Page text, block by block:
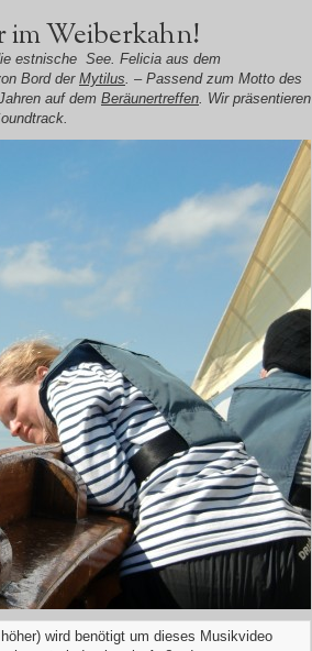
im Weiberkahn!
estnische See. Felicia aus dem
Bord der Mytilus. – Passend zum Motto des
auf dem Beräunertreffen. Wir präsentieren
wird benötigt um dieses Musikvideo